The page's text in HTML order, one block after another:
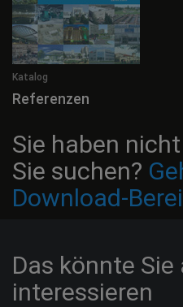
Katalog
Referenzen
Sie haben
Sie suchen?
Download-
Das könnte Sie
interessieren